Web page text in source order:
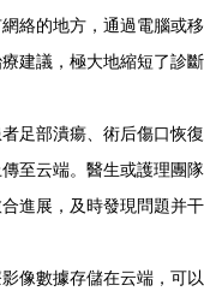
絡的地方，通過電腦或移
建議，極大地縮短了診斷
者足部潰瘍、術后傷口恢復
至云端。醫生或護理團隊
進展，及時發現問題并干
像數據存儲在云端，可以